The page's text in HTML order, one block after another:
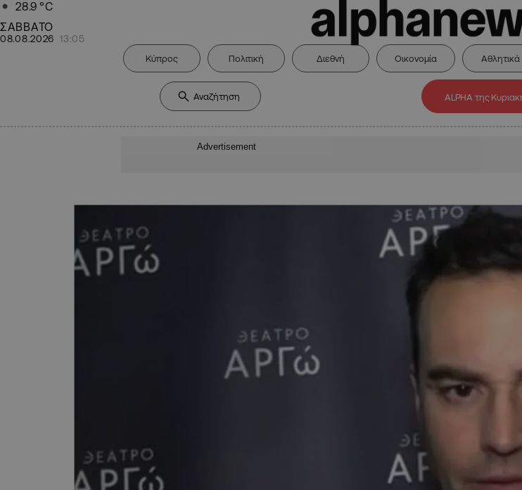
28.9 °C
ΣΑΒΒΑΤΟ
08.08.2026 13:05
Κύπρος Πολιτική Διεθνή Οικονομία Αθλητικά
ALPHA της
Advertisement